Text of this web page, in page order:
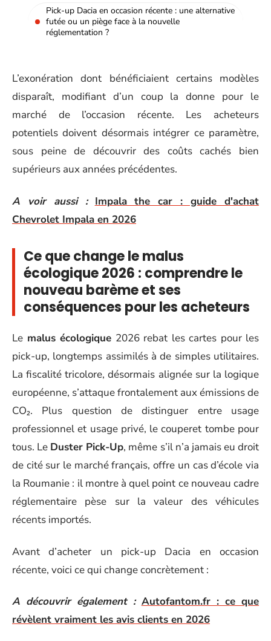
Pick-up Dacia en occasion récente : une alternative
futée ou un piège face à la nouvelle
réglementation ?
L’exonération dont bénéficiaient certains modèles
disparaît, modifiant d’un coup la donne pour le
marché de l’occasion récente. Les acheteurs
potentiels doivent désormais intégrer ce paramètre,
sous peine de découvrir des coûts cachés bien
supérieurs aux années précédentes.
A voir aussi : Impala the car : guide d'achat
Chevrolet Impala en 2026
Ce que change le malus
écologique 2026 : comprendre le
nouveau barème et ses
conséquences pour les acheteurs
Le malus écologique 2026 rebat les cartes pour les
pick-up, longtemps assimilés à de simples utilitaires.
La fiscalité tricolore, désormais alignée sur la logique
européenne, s’attaque frontalement aux émissions de
CO₂. Plus question de distinguer entre usage
professionnel et usage privé, le couperet tombe pour
tous. Le Duster Pick-Up, même s’il n’a jamais eu droit
de cité sur le marché français, offre un cas d’école via
la Roumanie : il montre à quel point ce nouveau cadre
réglementaire pèse sur la valeur des véhicules
récents importés.
Avant d’acheter un pick-up Dacia en occasion
récente, voici ce qui change concrètement :
A découvrir également : Autofantom.fr : ce que
révèlent vraiment les avis clients en 2026